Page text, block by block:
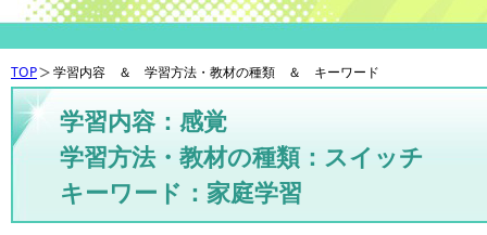
TOP 学習内容 ＆ 学習方法・教材の種類 ＆ キーワード
学習内容：感覚
学習方法・教材の種類：スイッチ
キーワード：家庭学習